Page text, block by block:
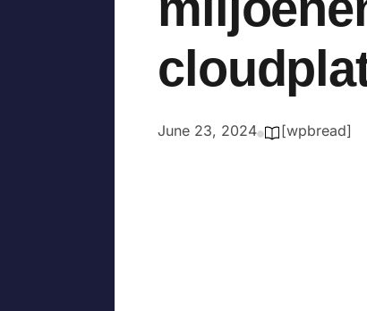
June 23, 2024 [wpbread]